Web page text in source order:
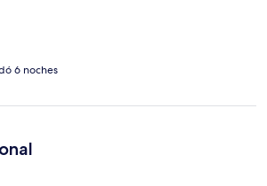
tuvo ventajas! Las habitaciones con
indicar que en los cobros extra
de hotel, pero hay cerveza gratis!
6 noches